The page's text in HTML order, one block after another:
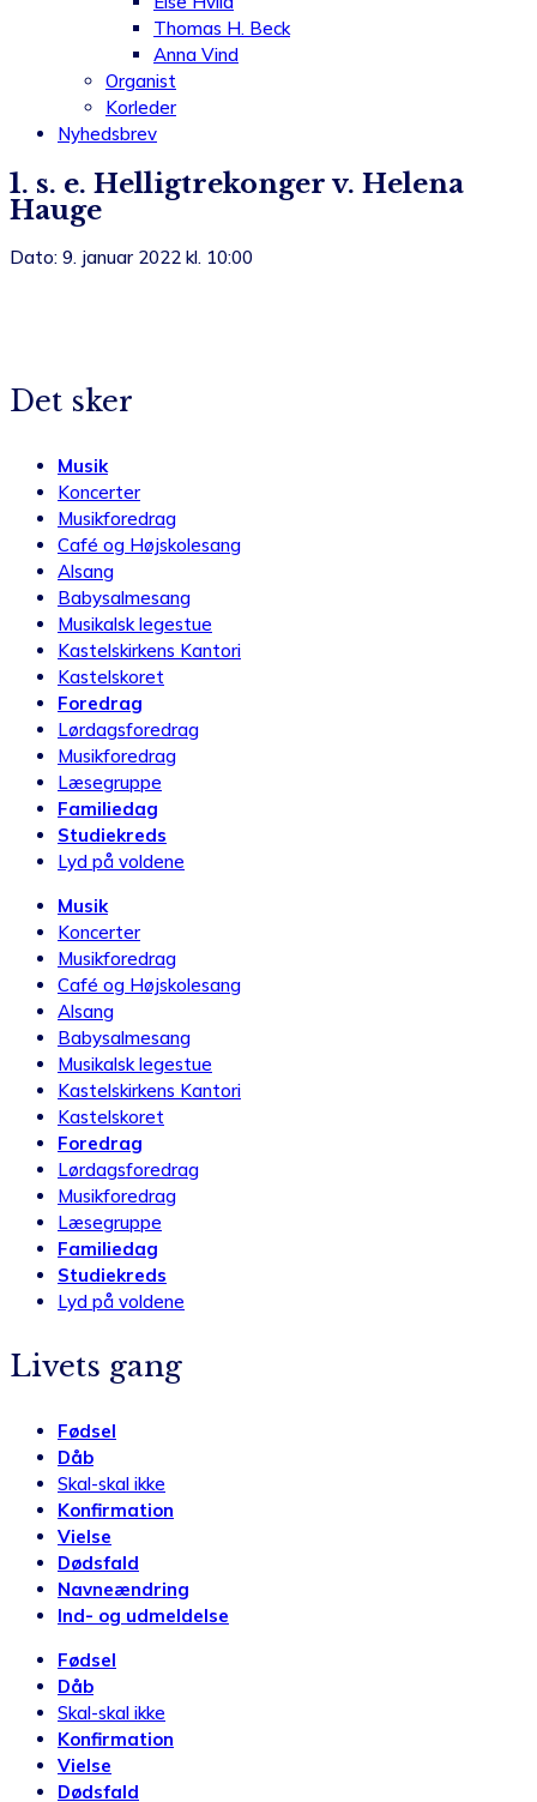
Thomas H. Beck
Anna Vind
Organist
Korleder
Nyhedsbrev
1. s. e. Helligtrekonger v. Helena
Hauge
Dato: 9. januar 2022 kl. 10:00
Det sker
Musik
Koncerter
Musikforedrag
Café og Højskolesang
Alsang
Babysalmesang
Musikalsk legestue
Kastelskirkens Kantori
Kastelskoret
Foredrag
Lørdagsforedrag
Musikforedrag
Læsegruppe
Familiedag
Studiekreds
Lyd på voldene
Musik
Koncerter
Musikforedrag
Café og Højskolesang
Alsang
Babysalmesang
Musikalsk legestue
Kastelskirkens Kantori
Kastelskoret
Foredrag
Lørdagsforedrag
Musikforedrag
Læsegruppe
Familiedag
Studiekreds
Lyd på voldene
Livets gang
Fødsel
Dåb
Skal-skal ikke
Konfirmation
Vielse
Dødsfald
Navneændring
Ind- og udmeldelse
Fødsel
Dåb
Skal-skal ikke
Konfirmation
Vielse
Dødsfald